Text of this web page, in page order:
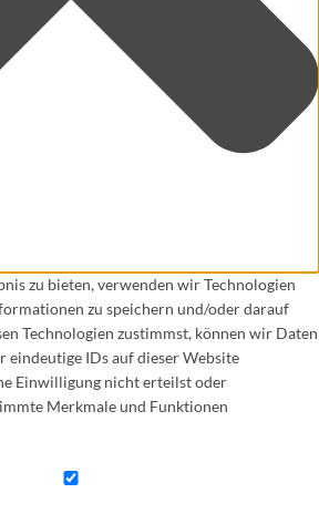
zu bieten, verwenden wir Technologien
zu speichern und/oder darauf
Technologien zustimmst, können wir Daten
eindeutige IDs auf dieser Website
Einwilligung nicht erteilst oder
Merkmale und Funktionen